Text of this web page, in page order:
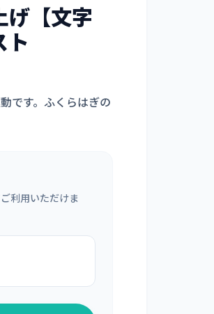
げ【文字
ト
です。ふくらはぎの
利用いただけま